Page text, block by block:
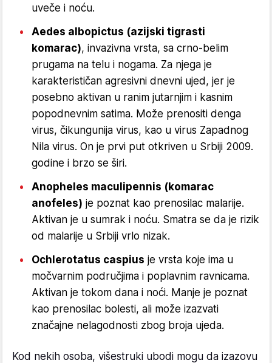
uveče i noću.
Aedes albopictus (azijski tigrasti
komarac), invazivna vrsta, sa crno-belim
prugama na telu i nogama. Za njega je
karakterističan agresivni dnevni ujed, jer je
posebno aktivan u ranim jutarnjim i kasnim
popodnevnim satima. Može prenositi denga
virus, čikungunija virus, kao u virus Zapadnog
Nila virus. On je prvi put otkriven u Srbiji 2009.
godine i brzo se širi.
Anopheles maculipennis (komarac
anofeles) je poznat kao prenosilac malarije.
Aktivan je u sumrak i noću. Smatra se da je rizik
od malarije u Srbiji vrlo nizak.
Ochlerotatus caspius je vrsta koje ima u
močvarnim područjima i poplavnim ravnicama.
Aktivan je tokom dana i noći. Manje je poznat
kao prenosilac bolesti, ali može izazvati
značajne nelagodnosti zbog broja ujeda.
Kod nekih osoba, višestruki ubodi mogu da izazovu